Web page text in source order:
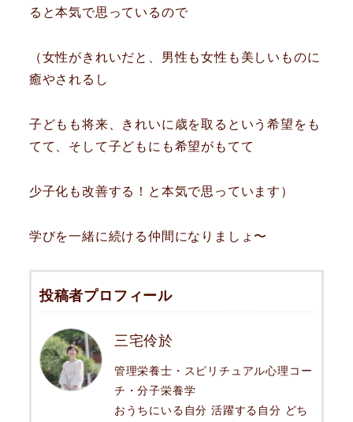
ると本気で思っているので
（女性がきれいだと、男性も女性も美しいものに
癒やされるし
子どもも将来、きれいに歳を取るという希望をも
てて、そして子どもにも希望がもてて
少子化も改善する！と本気で思っています）
学びを一緒に続ける仲間になりましょ〜
投稿者プロフィール
三宅伶於
管理栄養士・スピリチュアル心理コー
チ・分子栄養学
おうちにいる自分 活躍する自分 どち